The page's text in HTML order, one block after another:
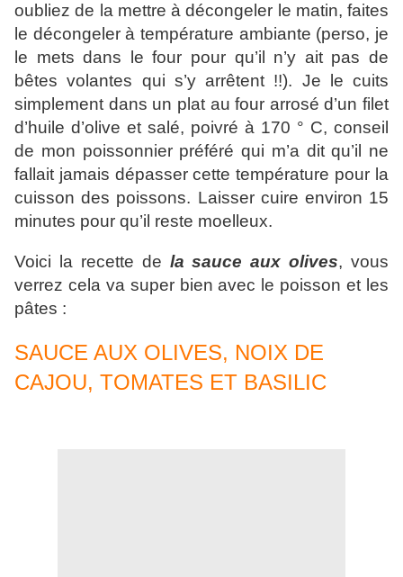
oubliez de la mettre à décongeler le matin, faites
le décongeler à température ambiante (perso, je
le mets dans le four pour qu’il n’y ait pas de
bêtes volantes qui s’y arrêtent !!). Je le cuits
simplement dans un plat au four arrosé d’un filet
d’huile d’olive et salé, poivré à 170 ° C, conseil
de mon poissonnier préféré qui m’a dit qu’il ne
fallait jamais dépasser cette température pour la
cuisson des poissons. Laisser cuire environ 15
minutes pour qu’il reste moelleux.
Voici la recette de la sauce aux olives, vous
verrez cela va super bien avec le poisson et les
pâtes :
SAUCE AUX OLIVES, NOIX DE
CAJOU, TOMATES ET BASILIC